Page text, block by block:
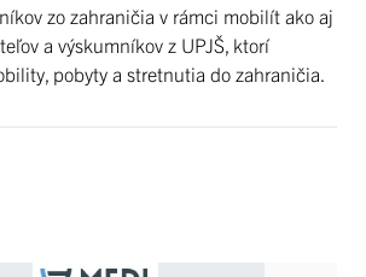
zo zahraničia v rámci mobilít ako aj
a výskumníkov z UPJŠ, ktorí
pobyty a stretnutia do zahraničia.